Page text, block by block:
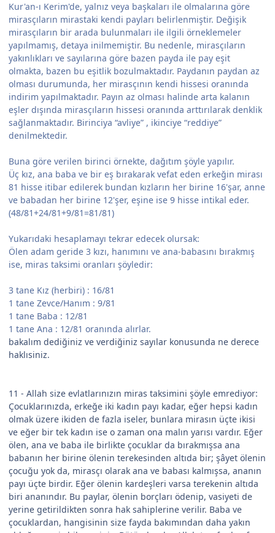
Kur'an-ı Kerim'de, yalnız veya başkaları ile olmalarına göre
mirasçıların mirastaki kendi payları belirlenmiştir. Değişik
mirasçıların bir arada bulunmaları ile ilgili örneklemeler
yapılmamış, detaya inilmemiştir. Bu nedenle, mirasçıların
yakınlıkları ve sayılarına göre bazen payda ile pay eşit
olmakta, bazen bu eşitlik bozulmaktadır. Paydanın paydan az
olması durumunda, her mirasçının kendi hissesi oranında
indirim yapılmaktadır. Payın az olması halinde arta kalanın
eşler dışında mirasçıların hissesi oranında arttırılarak denklik
sağlanmaktadır. Birinciya “avliye” , ikinciye “reddiye”
denilmektedir.
Buna göre verilen birinci örnekte, dağıtım şöyle yapılır.
Üç kız, ana baba ve bir eş bırakarak vefat eden erkeğin mirası
81 hisse itibar edilerek bundan kızların her birine 16'şar, anne
ve babadan her birine 12'şer, eşine ise 9 hisse intikal eder.
(48/81+24/81+9/81=81/81)
Yukarıdaki hesaplamayı tekrar edecek olursak:
Ölen adam geride 3 kızı, hanımını ve ana-babasını bırakmış
ise, miras taksimi oranları şöyledir:
3 tane Kız (herbiri) : 16/81
1 tane Zevce/Hanım : 9/81
1 tane Baba : 12/81
1 tane Ana : 12/81 oranında alırlar.
bakalım dediğiniz ve verdiğiniz sayılar konusunda ne derece
haklısiniz.
11 - Allah size evlatlarınızın miras taksimini şöyle emrediyor:
Çocuklarınızda, erkeğe iki kadın payı kadar, eğer hepsi kadın
olmak üzere ikiden de fazla iseler, bunlara mirasın üçte ikisi
ve eğer bir tek kadın ise o zaman ona malın yarısı vardır. Eğer
ölen, ana ve baba ile birlikte çocuklar da bırakmışsa ana
babanın her birine ölenin terekesinden altıda bir; şâyet ölenin
çocuğu yok da, mirasçı olarak ana ve babası kalmışsa, ananın
payı üçte birdir. Eğer ölenin kardeşleri varsa terekenin altıda
biri ananındır. Bu paylar, ölenin borçları ödenip, vasiyeti de
yerine getirildikten sonra hak sahiplerine verilir. Baba ve
çocuklardan, hangisinin size fayda bakımından daha yakın